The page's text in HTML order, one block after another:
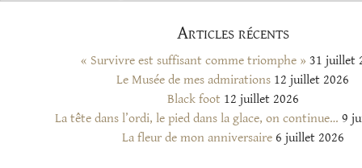
Articles récents
« Survivre est suffisant comme triomphe » 31 juillet
Le Musée de mes admirations 12 juillet 2026
Black foot 12 juillet 2026
La tête dans l’ordi, le pied dans la glace, on continue… 9
La fleur de mon anniversaire 6 juillet 2026